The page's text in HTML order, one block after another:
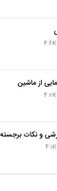
4.6K
از ماشین
4.2K
و نکات برجسته
4.1K